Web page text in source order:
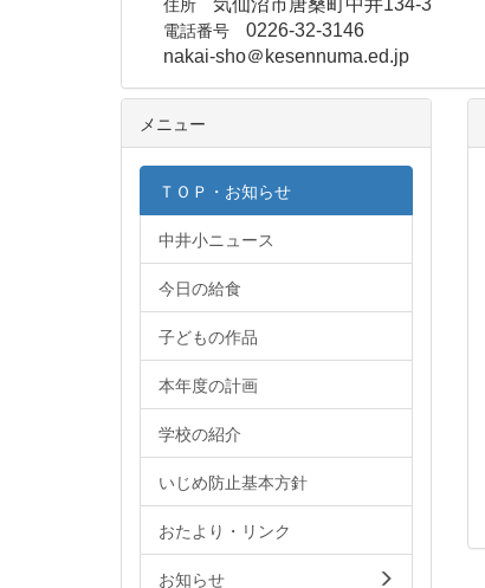
気仙沼市唐桑町中井134-3
電話番号 0226-32-3146
nakai-sho＠kesennuma.ed.jp
メニュー
ＴＯＰ・お知らせ
中井小ニュース
今日の給食
子どもの作品
本年度の計画
学校の紹介
いじめ防止基本方針
おたより・リンク
お知らせ